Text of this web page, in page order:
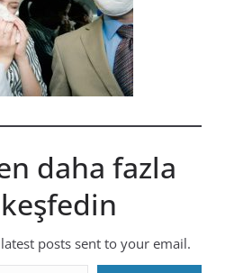
daha fazla
posts sent to your email.